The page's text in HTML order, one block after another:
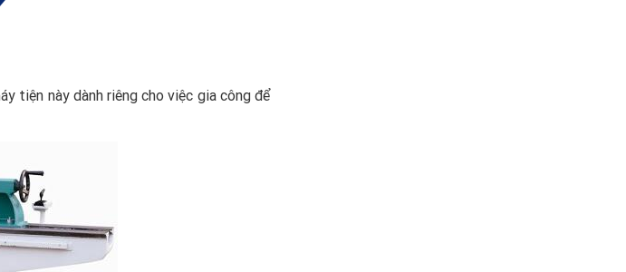
tiện này dành riêng cho việc gia công để